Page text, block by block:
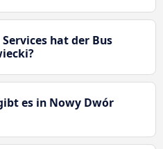
hat der Bus
es in Nowy Dwór